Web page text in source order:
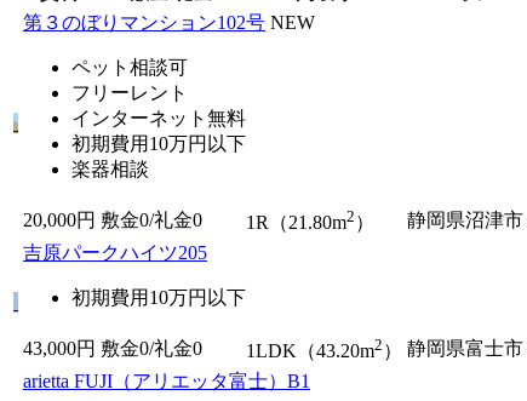
第３のぼりマンション102号 NEW
ペット相談可
フリーレント
インターネット無料
初期費用10万円以下
楽器相談
20,000円 敷金0/礼金0 1R（21.80m2 ） 静岡県沼津市
吉原パークハイツ205
初期費用10万円以下
43,000円 敷金0/礼金0 1LDK（43.20m2 ） 静岡県富士市
arietta FUJI（アリエッタ富士）B1